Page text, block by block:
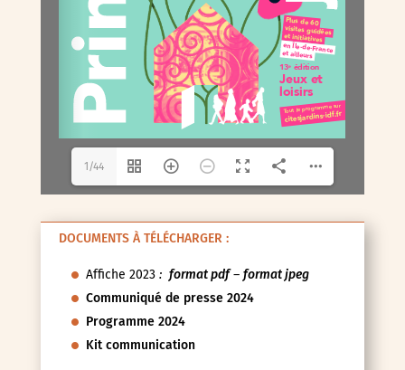
1/44
DOCUMENTS À TÉLÉCHARGER :
Affiche 2023: format pdf– format jpeg
Communiqué de presse 2024
Programme 2024
Kit communication